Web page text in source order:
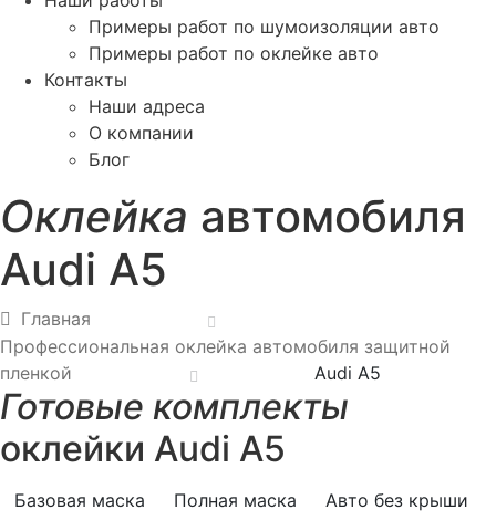
Примеры работ по шумоизоляции авто
Примеры работ по оклейке авто
Контакты
Наши адреса
О компании
Блог
Оклейка автомобиля
Audi A5
Главная
Профессиональная оклейка автомобиля защитной
пленкой
Audi A5
Готовые комплекты
оклейки Audi A5
Базовая маска Полная маска
Авто без крыши